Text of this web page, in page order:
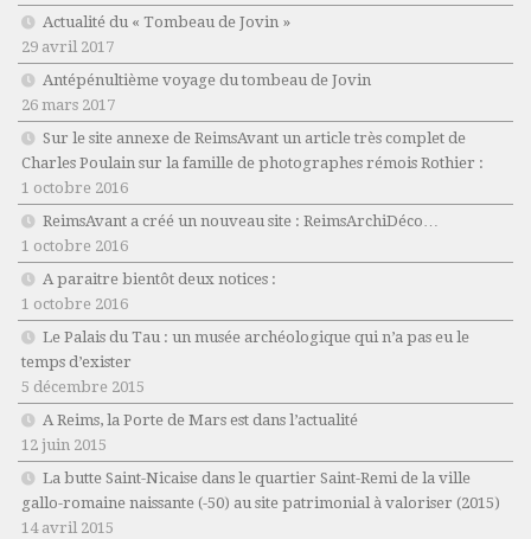
Actualité du « Tombeau de Jovin »
29 avril 2017
Antépénultième voyage du tombeau de Jovin
26 mars 2017
Sur le site annexe de ReimsAvant un article très complet de
Charles Poulain sur la famille de photographes rémois Rothier :
1 octobre 2016
ReimsAvant a créé un nouveau site : ReimsArchiDéco…
1 octobre 2016
A paraitre bientôt deux notices :
1 octobre 2016
Le Palais du Tau : un musée archéologique qui n’a pas eu le
temps d’exister
5 décembre 2015
A Reims, la Porte de Mars est dans l’actualité
12 juin 2015
La butte Saint-Nicaise dans le quartier Saint-Remi de la ville
gallo-romaine naissante (-50) au site patrimonial à valoriser (2015)
14 avril 2015